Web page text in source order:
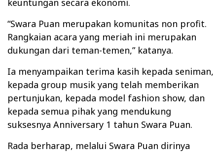
“Swara Puan merupakan komunitas non profit.
Rangkaian acara yang meriah ini merupakan
dukungan dari teman-temen,” katanya.
Ia menyampaikan terima kasih kepada seniman,
kepada group musik yang telah memberikan
pertunjukan, kepada model fashion show, dan
kepada semua pihak yang mendukung
suksesnya Anniversary 1 tahun Swara Puan.
Rada berharap, melalui Swara Puan dirinya